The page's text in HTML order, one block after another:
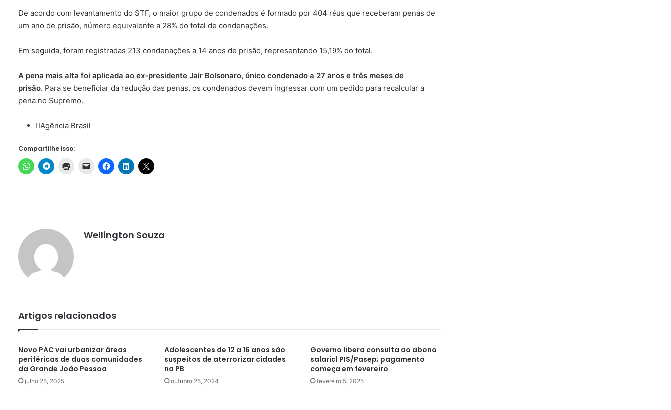
De acordo com levantamento do STF, o maior grupo de condenados é formado por 404 réus que receberam penas de
um ano de prisão, número equivalente a 28% do total de condenações.
Em seguida, foram registradas 213 condenações a 14 anos de prisão, representando 15,19% do total.
A pena mais alta foi aplicada ao ex-presidente Jair Bolsonaro, único condenado a 27 anos e três meses de
prisão. Para se beneficiar da redução das penas, os condenados devem ingressar com um pedido para recalcular a
pena no Supremo.
Agência Brasil
Compartilhe isso:
Wellington Souza
Artigos relacionados
Novo PAC vai urbanizar áreas
periféricas de duas comunidades
da Grande João Pessoa
julho 25, 2025
Adolescentes de 12 a 16 anos são
suspeitos de aterrorizar cidades
na PB
outubro 25, 2024
Governo libera consulta ao abono
salarial PIS/Pasep; pagamento
começa em fevereiro
fevereiro 5, 2025